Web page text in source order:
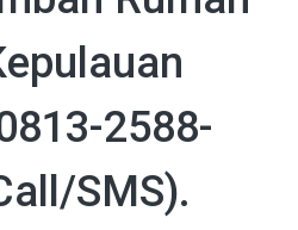
2588-
SMS).